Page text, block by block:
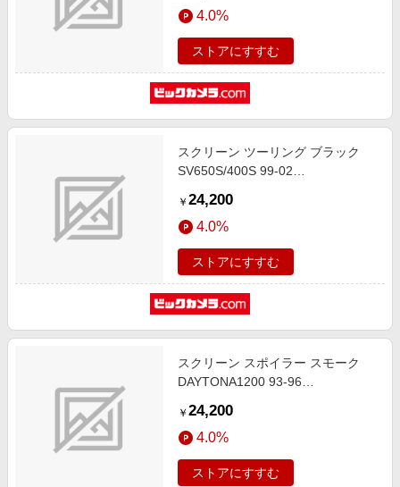
4.0%
ストアにすすむ
スクリーン ツーリング ブラック
SV650S/400S 99-02
￥ 24,200
4.0%
ストアにすすむ
スクリーン スポイラー スモーク
DAYTONA1200 93-96
￥ 24,200
4.0%
ストアにすすむ